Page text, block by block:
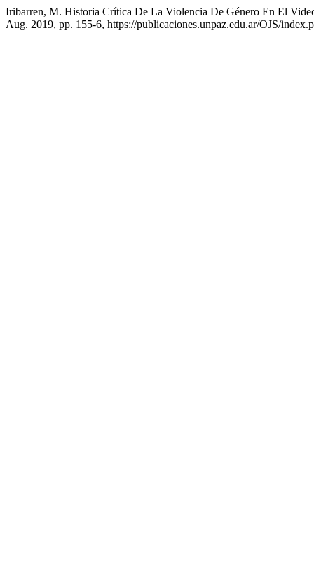
Iribarren, M. Historia Crítica De La Violencia De Género En El
Aug. 2019, pp. 155-6, https://publicaciones.unpaz.edu.ar/OJS/